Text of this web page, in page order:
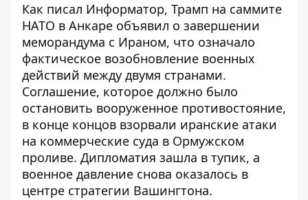
Как писал Информатор, Трамп на саммите
НАТО в Анкаре объявил о завершении
меморандума с Ираном, что означало
фактическое возобновление военных
действий между двумя странами.
Соглашение, которое должно было
остановить вооруженное противостояние,
в конце концов взорвали иранские атаки
на коммерческие суда в Ормужском
проливе. Дипломатия зашла в тупик, а
военное давление снова оказалось в
центре стратегии Вашингтона.